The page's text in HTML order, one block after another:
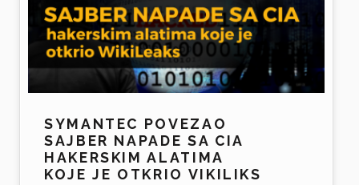
SYMANTEC POVEZAO
SAJBER NAPADE SA CIA
HAKERSKIM ALATIMA
KOJE JE OTKRIO VIKILIKS